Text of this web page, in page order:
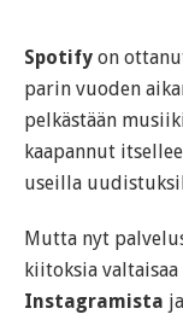
Spotify on
parin vuoden
pelkästään
kaapannut
useilla
Mutta nyt
kiitoksia
Instagramista ja